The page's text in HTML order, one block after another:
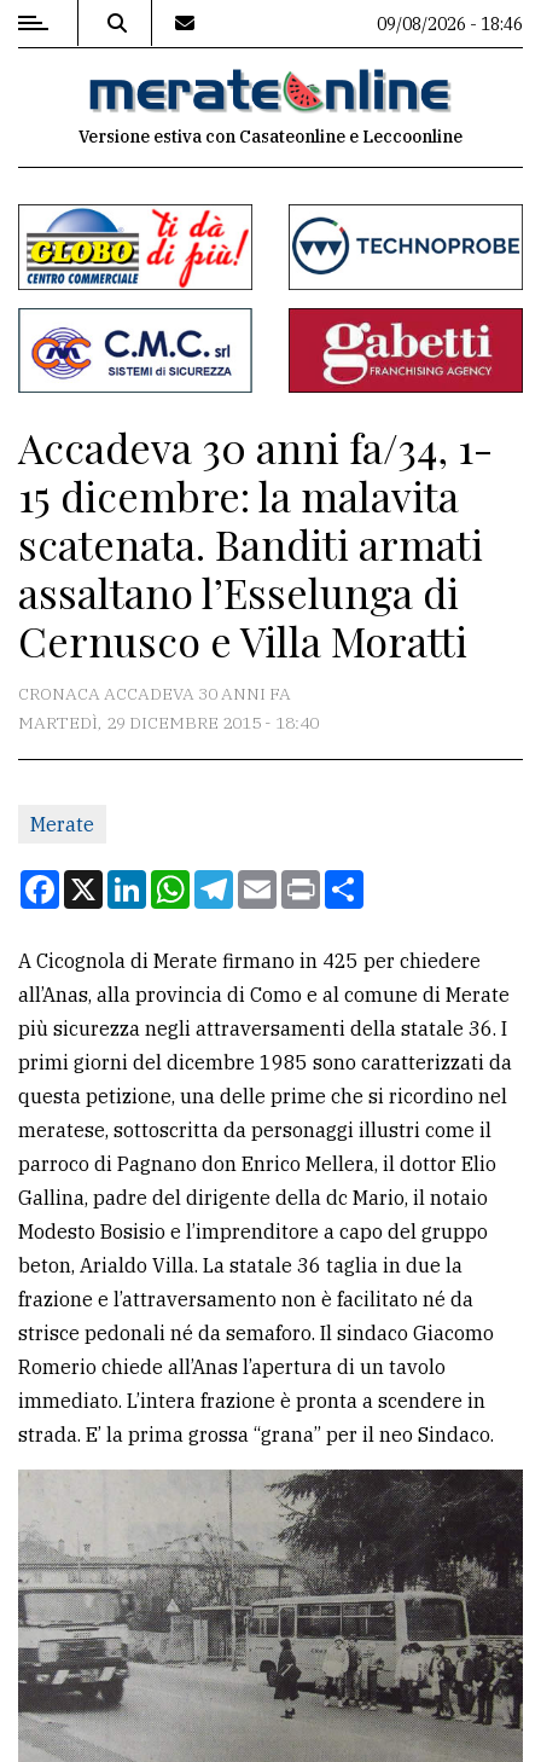
MENU
commenti
Contenuti
del
sito
Associazioni
Meteo
CONTATTI
La
Scrivici
pubblicità
CERCA
comune
Ricerca
avanzata
LE
ALTRE
TESTATE
PRIVACY
Privacy
policy
Cookie
policy
09/08/2026 - 18:46
Versione estiva con Casateonline e Leccoonline
Accadeva 30 anni fa/34, 1-
15 dicembre: la malavita
scatenata. Banditi armati
assaltano l’Esselunga di
Cernusco e Villa Moratti
CRONACA ACCADEVA 30 ANNI FA
MARTEDÌ, 29 DICEMBRE 2015 - 18:40
Merate
Facebook
X LinkedInWhatsApp
Telegram
EmailPrint
A Cicognola di Merate firmano in 425 per chiedere
all’Anas, alla provincia di Como e al comune di Merate
più sicurezza negli attraversamenti della statale 36. I
primi giorni del dicembre 1985 sono caratterizzati da
questa petizione, una delle prime che si ricordino nel
meratese, sottoscritta da personaggi illustri come il
parroco di Pagnano don Enrico Mellera, il dottor Elio
Gallina, padre del dirigente della dc Mario, il notaio
Modesto Bosisio e l’imprenditore a capo del gruppo
beton, Arialdo Villa. La statale 36 taglia in due la
frazione e l’attraversamento non è facilitato né da
strisce pedonali né da semaforo. Il sindaco Giacomo
Romerio chiede all’Anas l’apertura di un tavolo
immediato. L’intera frazione è pronta a scendere in
strada. E’ la prima grossa “grana” per il neo Sindaco.